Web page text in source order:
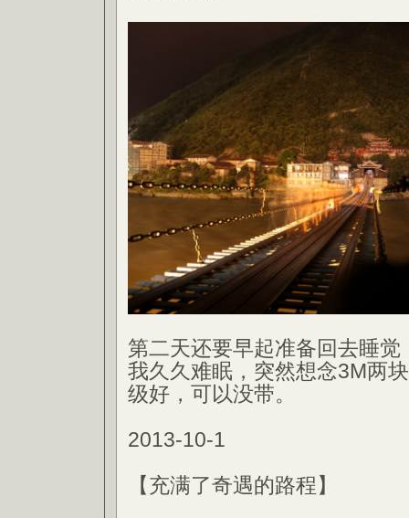
第二天还要早起准备回去睡
我久久难眠，突然想念3M两
级好，可以没带。
2013-10-1
【充满了奇遇的路程】